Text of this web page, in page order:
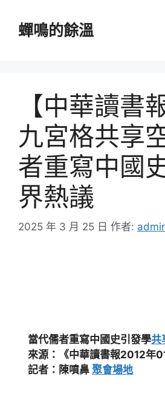
蟬鳴的餘溫
【中華讀書
九宮格共享
者重寫中國
界熱議
2025 年 3 月 25 日 作者:
當代儒者重寫中國史引發學共
來源：《中華讀書報2012年
記者：陳噴鼻 聚會場地